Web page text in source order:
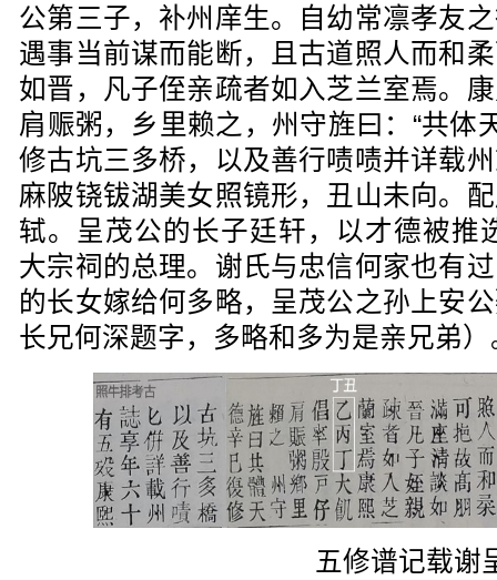
公第三子，补州庠生。自幼常凛孝友
遇事当前谋而能断，且古道照人而和
如晋，凡子侄亲疏者如入芝兰室焉。
肩赈粥，乡里赖之，州守旌曰：“共体
修古坑三多桥，以及善行啧啧并详载
麻陂铙钹湖美女照镜形，丑山未向。
轼。呈茂公的长子廷轩，以才德被推
大宗祠的总理。谢氏与忠信何家也有
的长女嫁给何多略，呈茂公之孙上安
长兄何深题字，多略和多为是亲兄弟）
五修谱记载谢